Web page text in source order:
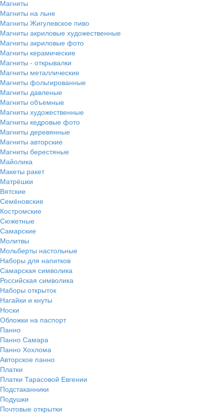
Магниты
Магниты на льне
Магниты Жигулевское пиво
Магниты акриловые художественные
Магниты акриловые фото
Магниты керамические
Магниты - открывалки
Магниты металлические
Магниты фольгированные
Магниты давленые
Магниты объемные
Магниты художественные
Магниты кедровые фото
Магниты деревянные
Магниты авторские
Магниты берестяные
Майолика
Макеты ракет
Матрёшки
Вятские
Семёновские
Костромские
Сюжетные
Самарские
Молитвы
Мольберты настольные
Наборы для напитков
Самарская символика
Российская символика
Наборы открыток
Нагайки и кнуты
Носки
Обложки на паспорт
Панно
Панно Самара
Панно Хохлома
Авторское панно
Платки
Платки Тарасовой Евгении
Подстаканники
Подушки
Почтовые открытки